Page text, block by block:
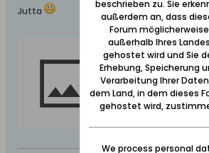
Jutta
One moment, please...
http://
beschrieben zu. Sie
außerdem an, dass
Forum möglicherweise
außerhalb Ihres Landes
gehostet wird und Sie
Erhebung, Speicherung
Verarbeitung Ihrer
dem Land, in dem dieses
gehostet wird,
We process personal